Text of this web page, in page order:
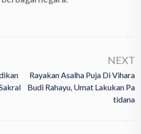
NEXT
Rayakan Asalha Puja Di Vihara
Budi Rahayu, Umat Lakukan Pa
Tidana